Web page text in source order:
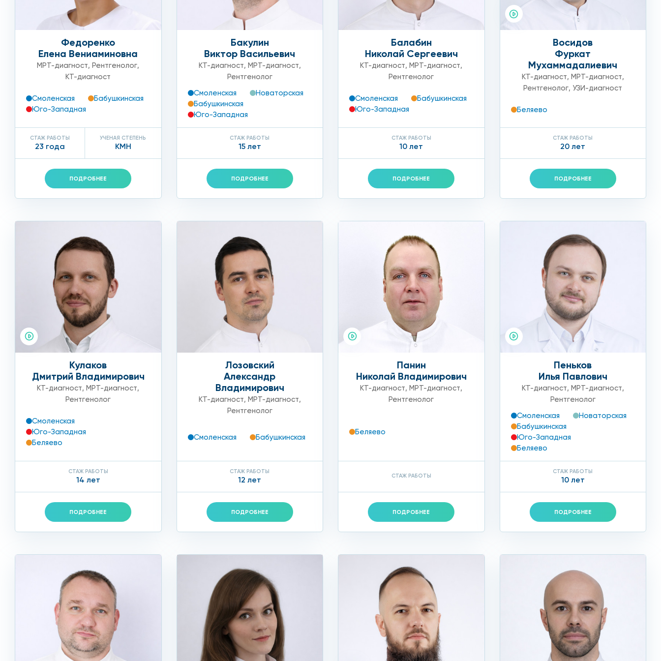
получаются очень четкими и самыми достоверными, так как мы работаем с современным цифровым оборудованием, которое к тому же, минимально, а значит и
безопасно для здоровья, облучает организм.
Сколько стоит рентген пальца в Москве
Ответ на самый важный вопрос о ценах на наши услуги по рентгенологическому обследованию руки или ноги вы найдете на сайте в соответствующем разделе.
специалисты своего дела – вот те преимущества, которые делают нашу клинику лучшей в городе!
Рентген в клинике на Арбате
Федоренко
Елена Вениаминовна
МРТ-диагност,Рентгенолог,
КТ-диагност
Смоленская
Бабушкинская
Юго-Западная
СТАЖ РАБОТЫ
23 года
УЧЕНАЯ СТЕПЕНЬ
КМН
ПОДРОБНЕЕ
Бакулин
Виктор Васильевич
КТ-диагност, МРТ-диагност,
Рентгенолог
Смоленская
Новаторская
Бабушкинская
Юго-Западная
СТАЖ РАБОТЫ
15 лет
ПОДРОБНЕЕ
Балабин
Николай Сергеевич
КТ-диагност,МРТ-диагност,
Рентгенолог
Смоленская
Бабушкинская
Юго-Западная
СТАЖ РАБОТЫ
10 лет
ПОДРОБНЕЕ
Восидов
Фуркат
Мухаммадалиевич
КТ-диагност, МРТ-диагност,
Рентгенолог, УЗИ-диагност
Беляево
СТАЖ РАБОТЫ
20 лет
ПОДРОБНЕЕ
Кулаков
Дмитрий Владимирович
КТ-диагност,МРТ-диагност,
Рентгенолог
Смоленская
Юго-Западная
Беляево
СТАЖ РАБОТЫ
14 лет
ПОДРОБНЕЕ
Лозовский
Александр
Владимирович
КТ-диагност, МРТ-диагност,
Рентгенолог
Смоленская Бабушкинская
СТАЖ РАБОТЫ
12 лет
ПОДРОБНЕЕ
Панин
Николай Владимирович
КТ-диагност,МРТ-диагност,
Рентгенолог
Беляево
СТАЖ РАБОТЫ
ПОДРОБНЕЕ
Пеньков
Илья Павлович
КТ-диагност, МРТ-диагност,
Рентгенолог
Смоленская
Новаторская
Бабушкинская
Юго-Западная
Беляево
СТАЖ РАБОТЫ
10 лет
ПОДРОБНЕЕ